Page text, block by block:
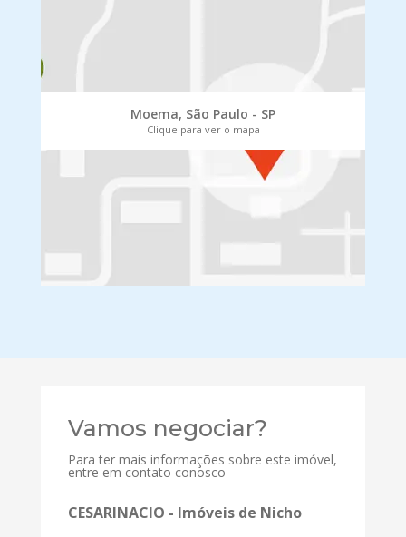
Moema, São Paulo - SP
Clique para ver o mapa
Vamos negociar?
Para ter mais informações sobre este imóvel,
entre em contato conosco
CESARINACIO - Imóveis de Nicho